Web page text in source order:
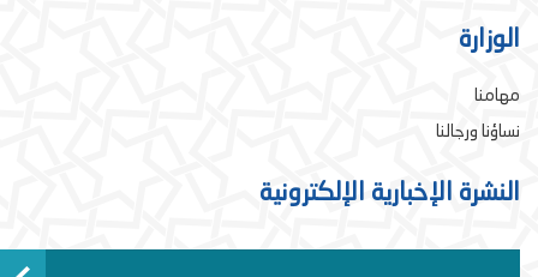
الوزارة
مهامنا
نساؤنا ورجالنا
النشرة الإخبارية الإلكترونية